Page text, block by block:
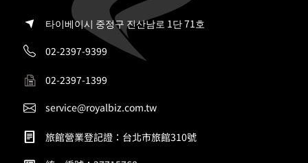
타이베이시 중정구 진산남로 1단 71호
02-2397-9399
02-2397-1399
service@royalbiz.com.tw
旅館營業登記證：台北市旅館310號